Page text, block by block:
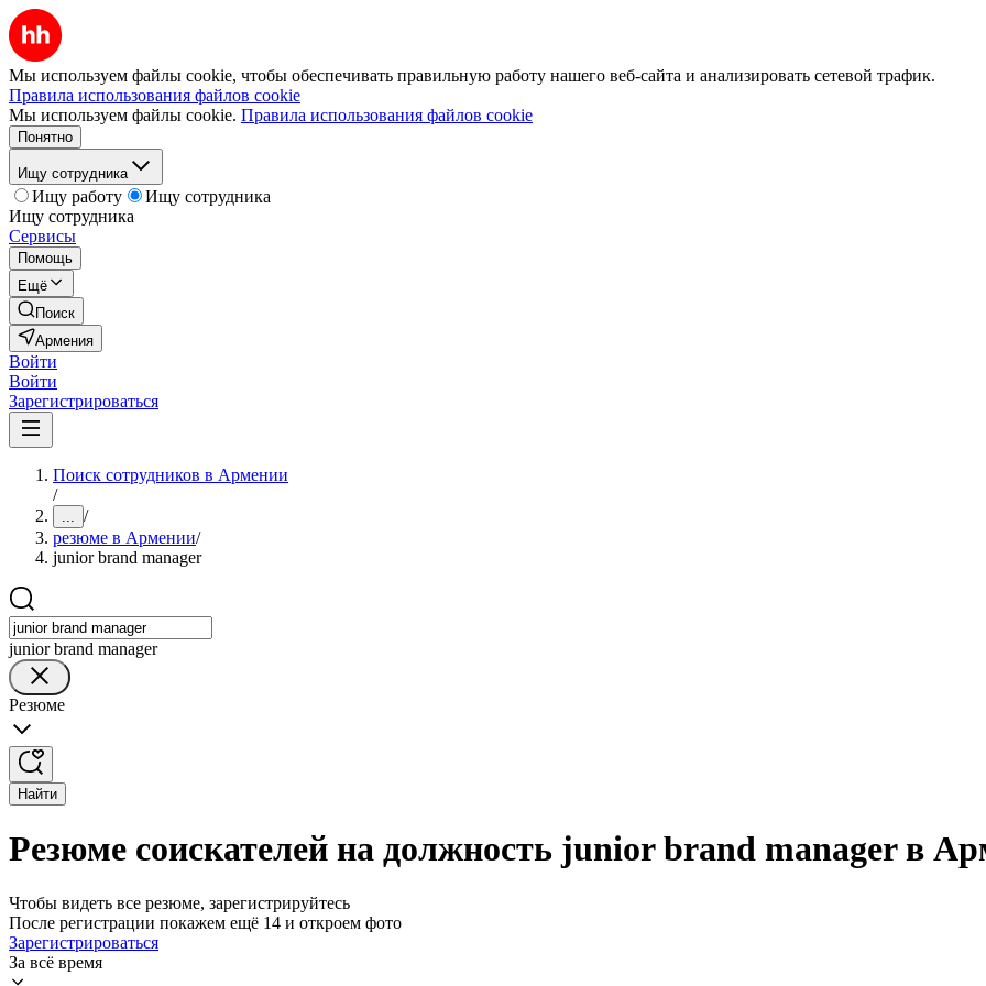
Мы используем файлы cookie, чтобы обеспечивать правильную работу нашего веб-сайта и анализировать сетевой трафик.
Правила использования файлов cookie
Мы используем файлы cookie. Правила использования файлов cookie
Понятно
Ищу сотрудника
Ищу работу
Ищу сотрудника
Ищу сотрудника
Сервисы
Помощь
Ещё
Поиск
Армения
Войти
Войти
Зарегистрироваться
Поиск сотрудников в Армении
/
... /
резюме в Армении/
junior brand manager
junior brand manager
Резюме
Найти
Резюме соискателей на должность junior brand manager в
Чтобы видеть все резюме, зарегистрируйтесь
После регистрации покажем ещё 14 и откроем фото
Зарегистрироваться
За всё время